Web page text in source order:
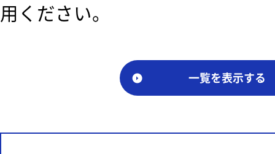
用ください。
一覧を表示する